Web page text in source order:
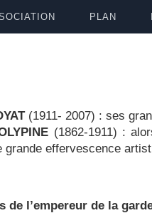
PLAN
(1911- 2007) : ses
(1862-1911) :
effervescence
de l’empereur de la